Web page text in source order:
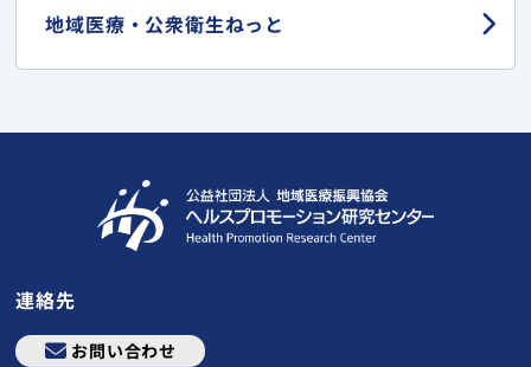
地域医療・ 公衆衛生ねっと
連絡先
お問い合わせ